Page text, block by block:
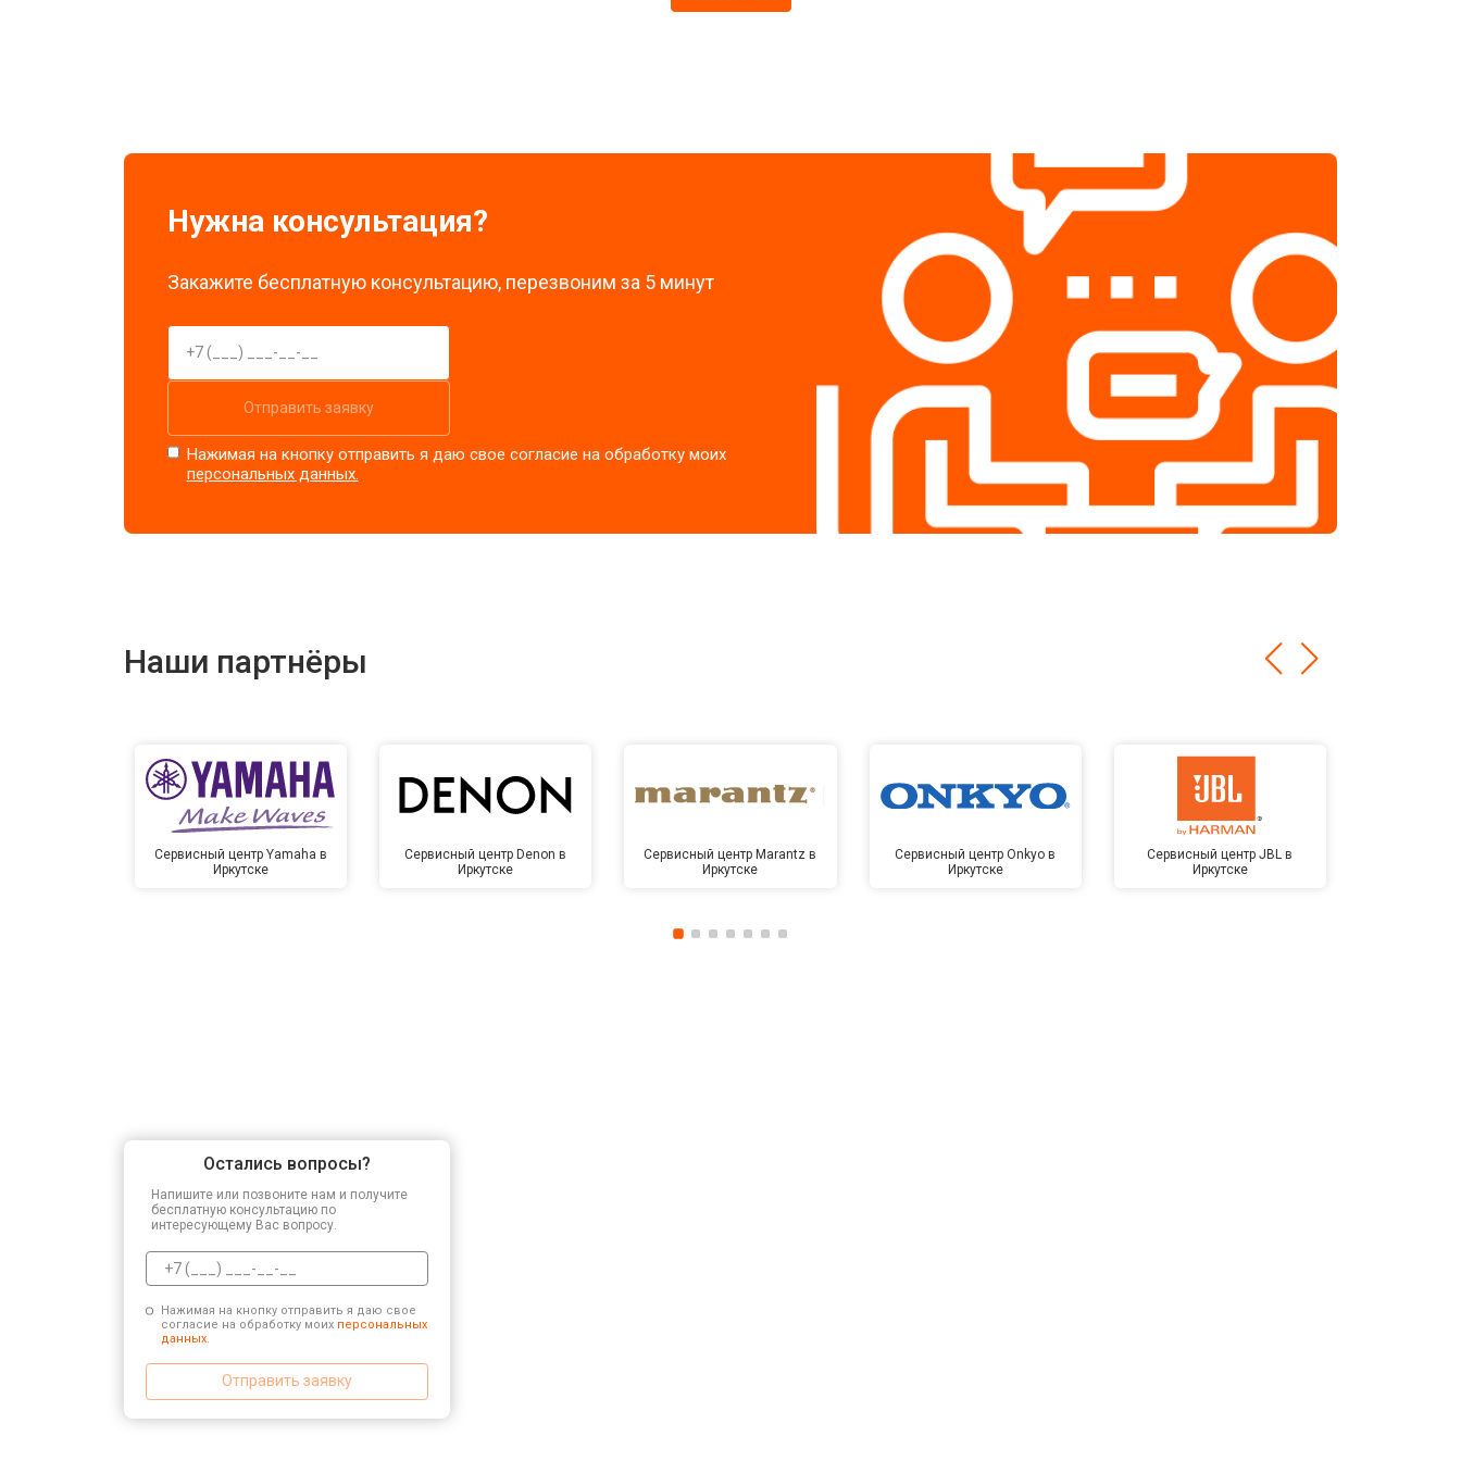
Нужна консультация?
Закажите бесплатную консультацию, перезвоним за 5 минут
Отправить заявку
Нажимая на кнопку отправить я даю свое согласие на обработку моих
персональных данных.
Наши партнёры
Сервисный центр Yamaha в
Иркутске
Сервисный центр Denon в
Иркутске
Сервисный центр Marantz в
Иркутске
Сервисный центр Onkyo в
Иркутске
Сервисный центр JBL в
Иркутске
Остались вопросы?
Напишите или позвоните нам и получите
бесплатную консультацию по
интересующему Вас вопросу.
Нажимая на кнопку отправить я даю свое
согласие на обработку моих персональных
данных.
Отправить заявку